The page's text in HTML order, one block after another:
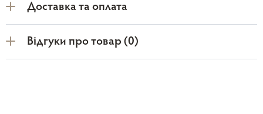
Доставка та оплата
Відгуки про товар (0)